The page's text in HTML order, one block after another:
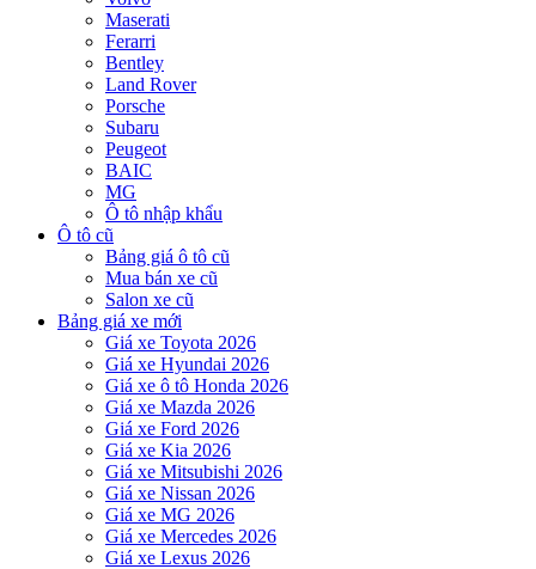
Maserati
Ferarri
Bentley
Land Rover
Porsche
Subaru
Peugeot
BAIC
MG
Ô tô nhập khẩu
Ô tô cũ
Bảng giá ô tô cũ
Mua bán xe cũ
Salon xe cũ
Bảng giá xe mới
Giá xe Toyota 2026
Giá xe Hyundai 2026
Giá xe ô tô Honda 2026
Giá xe Mazda 2026
Giá xe Ford 2026
Giá xe Kia 2026
Giá xe Mitsubishi 2026
Giá xe Nissan 2026
Giá xe MG 2026
Giá xe Mercedes 2026
Giá xe Lexus 2026